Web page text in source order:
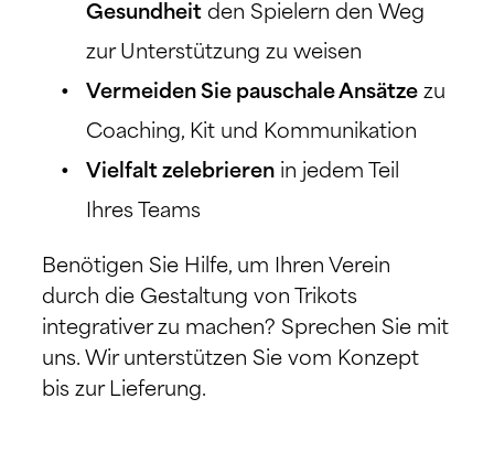
Gesundheit den Spielern den Weg
zur Unterstützung zu weisen
Vermeiden Sie pauschale Ansätze zu
Coaching, Kit und Kommunikation
Vielfalt zelebrieren in jedem Teil
Ihres Teams
Benötigen Sie Hilfe, um Ihren Verein
durch die Gestaltung von Trikots
integrativer zu machen? Sprechen Sie mit
uns. Wir unterstützen Sie vom Konzept
bis zur Lieferung.